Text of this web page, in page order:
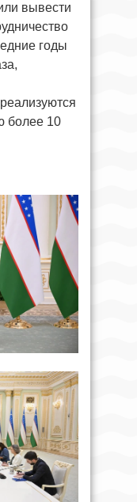
вывести
годы
более 10